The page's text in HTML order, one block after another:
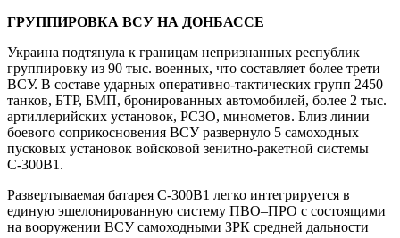
ГРУППИРОВКА ВСУ НА ДОНБАССЕ
Украина подтянула к границам непризнанных республик
группировку из 90 тыс. военных, что составляет более трети
ВСУ. В составе ударных оперативно-тактических групп 2450
танков, БТР, БМП, бронированных автомобилей, более 2 тыс.
артиллерийских установок, РСЗО, минометов. Близ линии
боевого соприкосновения ВСУ развернуло 5 самоходных
пусковых установок войсковой зенитно-ракетной системы
С-300В1.
Развертываемая батарея С-300В1 легко интегрируется в
единую эшелонированную систему ПВО–ПРО с состоящими
на вооружении ВСУ самоходными ЗРК средней дальности